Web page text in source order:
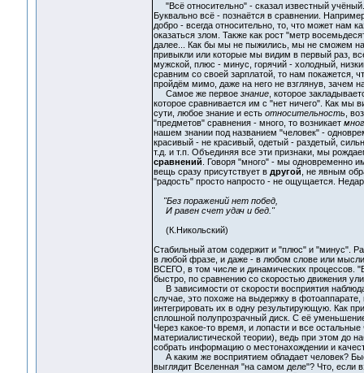
"Всё относительно" - сказал известный
Буквально всё - познаётся в сравнении.
добро - всегда относительно, то, что может нам
оказаться злом. Также как рост "метр
далее... Как бы мы не пыжились, мы не сможем
привыкли или которые мы видим в первый раз,
мужской, плюс - минус, горячий - холодный,
сравним со своей зарплатой, то нам покажется,
пройдём мимо, даже на него не взглянув, зачем
Самое же первое знание, которое
которое сравнивается им с "нет ничего". Как
сути, любое знание и есть относительность ,
"предметов" сравнения - много, то возникает
нашем знании под названием "человек" -
красивый - не красивый, одетый - раздетый,
т.д. и т.п. Объединяя все эти признаки, мы
сравнений . Говоря "много" - мы одновременно
вещь сразу присутствует в другой , не явным
"радость" просто напросто - не ощущается.
"Без поражений нет побед,
И равен счет удач и бед."
(К.Никольский)
Стабильный атом содержит и "плюс" и "минус".
в любой фразе, и даже - в любом слове или
ВСЕГО, в том числе и динамических процессов.
быстро, по сравнению со скоростью движения
В зависимости от скорости восприятия
случае, это похоже на выдержку в
интегрировать их в одну результирующую. Как
сплошной полупрозрачный диск. С её
Через какое-то время, и лопасти и все
материалистической теории), ведь при этом до
собрать информацию о местонахождении и
А каким же восприятием обладает человек?
выглядит Вселенная "на самом деле"? Что, если